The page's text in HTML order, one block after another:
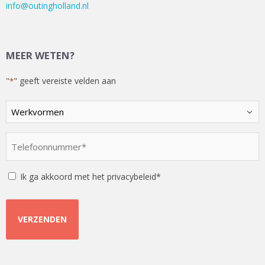
info@outingholland.nl
MEER WETEN?
"*" geeft vereiste velden aan
Kies
een
optie
Instemming
Ik ga akkoord met het privacybeleid*